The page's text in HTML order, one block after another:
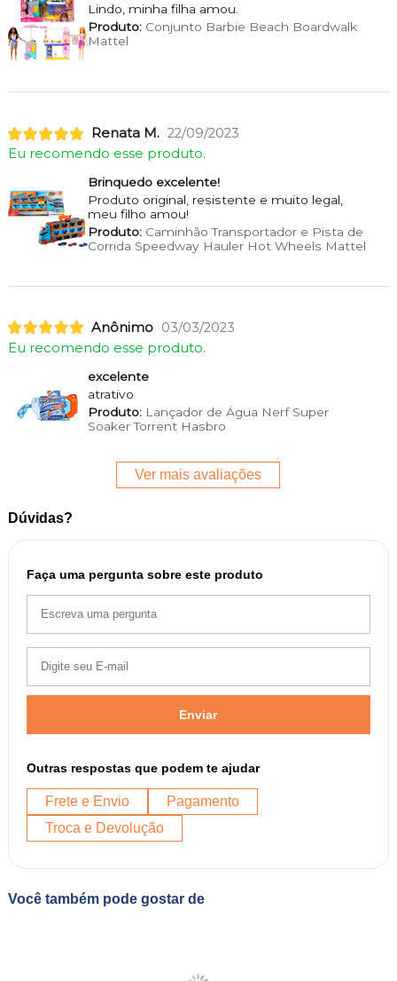
Lindo, minha filha amou.
Produto:Conjunto Barbie Beach Boardwalk
Mattel
Renata M. 22/09/2023
Eu recomendo esse produto.
Brinquedo excelente!
Produto original, resistente e muito legal,
meu filho amou!
Produto:Caminhão Transportador e Pista de
Corrida Speedway Hauler Hot Wheels Mattel
Anônimo 03/03/2023
Eu recomendo esse produto.
excelente
atrativo
Produto:Lançador de Água Nerf Super
Soaker Torrent Hasbro
Ver mais avaliações
Dúvidas?
Faça uma pergunta sobre este produto
Enviar
Outras respostas que podem te ajudar
Frete e Envio
Pagamento
Troca e Devolução
Você também pode gostar de